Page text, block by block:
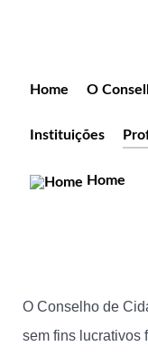
Home O
Instituições
Home
O Conselho de
sem fins lucrativos